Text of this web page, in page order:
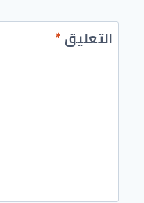
التعليق*